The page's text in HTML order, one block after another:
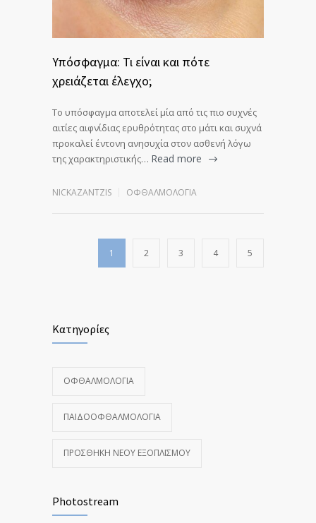
Υπόσφαγμα: Τι είναι και πότε
χρειάζεται έλεγχο;
Το υπόσφαγμα αποτελεί μία από τις πιο συχνές
αιτίες αιφνίδιας ερυθρότητας στο μάτι και συχνά
προκαλεί έντονη ανησυχία στον ασθενή λόγω
της χαρακτηριστικής… Read more
NICKAZANTZIS ΟΦΘΑΛΜΟΛΟΓΊΑ
1 2 3 4 5
Κατηγορίες
ΟΦΘΑΛΜΟΛΟΓΊΑ
ΠΑΙΔΟΟΦΘΑΛΜΟΛΟΓΊΑ
ΠΡΟΣΘΉΚΗ ΝΈΟΥ ΕΞΟΠΛΙΣΜΟΎ
Photostream